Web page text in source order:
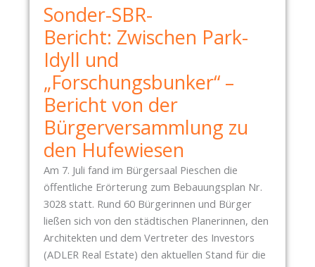
R
I
E
K
S
T
E
N
I
S
T
E
I
Sonder-SBR-
Bericht: Zwischen Park-
Idyll und
„Forschungsbunker“ –
Bericht von der
Bürgerversammlung zu
den Hufewiesen
Am 7. Juli fand im Bürgersaal Pieschen die
öffentliche Erörterung zum Bebauungsplan Nr.
3028 statt. Rund 60 Bürgerinnen und Bürger
ließen sich von den städtischen Planerinnen, den
Architekten und dem Vertreter des Investors
(ADLER Real Estate) den aktuellen Stand für die